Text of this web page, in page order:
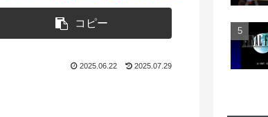
コピー
2025.06.22 2025.07.29